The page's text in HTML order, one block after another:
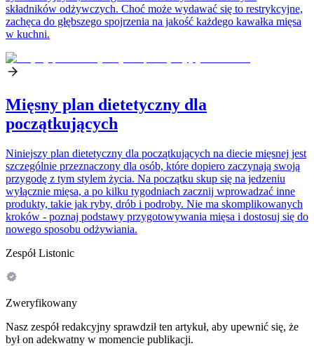
składników odżywczych. Choć może wydawać się to restrykcyjne,
zachęca do głębszego spojrzenia na jakość każdego kawałka mięsa
w kuchni.
Mięsny plan dietetyczny dla
początkujących
Niniejszy plan dietetyczny dla początkujących na diecie mięsnej jest
szczególnie przeznaczony dla osób, które dopiero zaczynają swoją
przygodę z tym stylem życia. Na początku skup się na jedzeniu
wyłącznie mięsa, a po kilku tygodniach zacznij wprowadzać inne
produkty, takie jak ryby, drób i podroby. Nie ma skomplikowanych
kroków - poznaj podstawy przygotowywania mięsa i dostosuj się do
nowego sposobu odżywiania.
Zespół Listonic
Zweryfikowany
Nasz zespół redakcyjny sprawdził ten artykuł, aby upewnić się, że
był on adekwatny w momencie publikacji.